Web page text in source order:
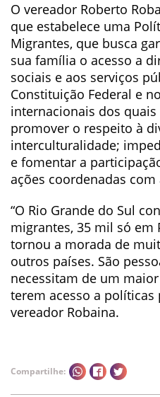
O vereador Roberto
que estabelece uma
Migrantes, que busca
sua família o acesso a
sociais e aos serviços
Constituição Federal e
internacionais dos
promover o respeito à
interculturalidade;
e fomentar a
ações coordenadas
“O Rio Grande do Sul
migrantes, 35 mil só em
tornou a morada de
outros países. São
necessitam de um
terem acesso a políticas
vereador Robaina.
Compartilhe: